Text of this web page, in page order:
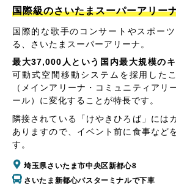
国際級のさいたまスーパーアリー
国際的な歌手のコンサートやスポー
る、さいたまスーパーアリーナ。
最大37,000人という国内最大規模の
可動式空間移動システムを採用した
（メインアリーナ・コミュニティアリ
ール）に変化することが特長です。
隣接されている「けやきひろば」には
ありますので、イベント前に食事など
す。
埼玉県さいたま市中央区新都心8
さいたま新都心バスターミナルで下車